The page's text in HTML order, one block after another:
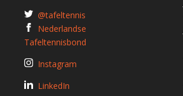
@tafeltennis
Nederlandse
Tafeltennisbond
Instagram
LinkedIn